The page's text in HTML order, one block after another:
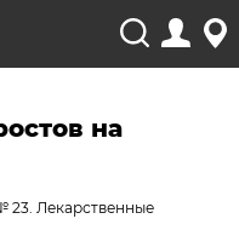
на
23. Лекарственные